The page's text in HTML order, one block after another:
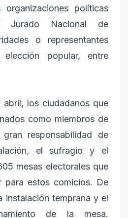
políticas
Jurado Nacional de
o representantes
elección popular, entre
abril, los ciudadanos que
como miembros de
responsabilidad de
el sufragio y el
mesas electorales que
para estos comicios. De
instalación temprana y el
de la mesa.